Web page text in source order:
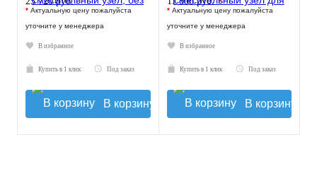
* Актуальную цену пожалуйста
уточните у менеджера
В избранное
Купить в 1 клик Под заказ
В корзину
* Актуальную цену пожалуйста
уточните у менеджера
В избранное
Купить в 1 клик Под заказ
В корзину